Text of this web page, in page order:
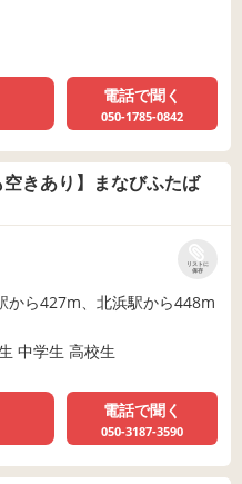
電話で聞く
050-1785-0842
きあり】まなびふたば
リストに
保存
から427m、北浜駅から448m
中学生 高校生
電話で聞く
050-3187-3590